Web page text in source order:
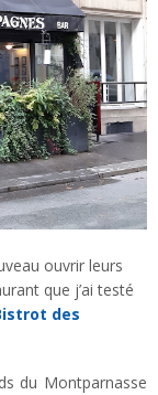
ouvrir leurs
que j’ai testé
des
du Montparnasse